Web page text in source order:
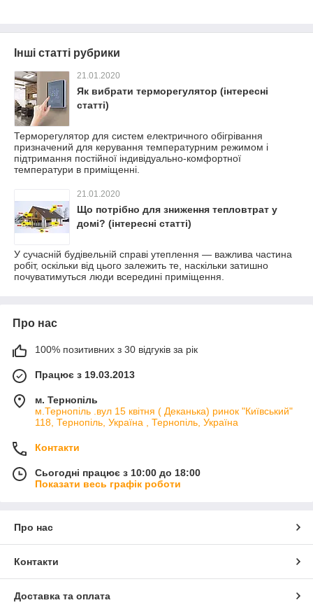
Інші статті рубрики
21.01.2020
Як вибрати терморегулятор (інтересні
статті)
Терморегулятор для систем електричного обігрівання
призначений для керування температурним режимом і
підтримання постійної індивідуально-комфортної
температури в приміщенні.
21.01.2020
Що потрібно для зниження тепловтрат у
домі? (інтересні статті)
У сучасній будівельній справі утеплення — важлива частина
робіт, оскільки від цього залежить те, наскільки затишно
почуватимуться люди всередині приміщення.
Про нас
100% позитивних з 30 відгуків за рік
Працює з 19.03.2013
м. Тернопіль
м.Тернопіль .вул 15 квітня ( Деканька) ринок "Київський"
118, Тернопіль, Україна , Тернопіль, Україна
Контакти
Сьогодні працює з 10:00 до 18:00
Показати весь графік роботи
Про нас
Контакти
Доставка та оплата